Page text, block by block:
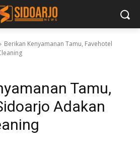
Berikan Kenyamanan Tamu, Favehotel
Tamu,
Adakan